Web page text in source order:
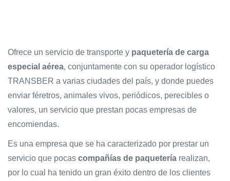
Ofrece un servicio de transporte y paquetería de carga
especial aérea, conjuntamente con su operador logístico
TRANSBER a varias ciudades del país, y donde puedes
enviar féretros, animales vivos, periódicos, perecibles o
valores, un servicio que prestan pocas empresas de
encomiendas.
Es una empresa que se ha caracterizado por prestar un
servicio que pocas compañías de paquetería realizan,
por lo cual ha tenido un gran éxito dentro de los clientes